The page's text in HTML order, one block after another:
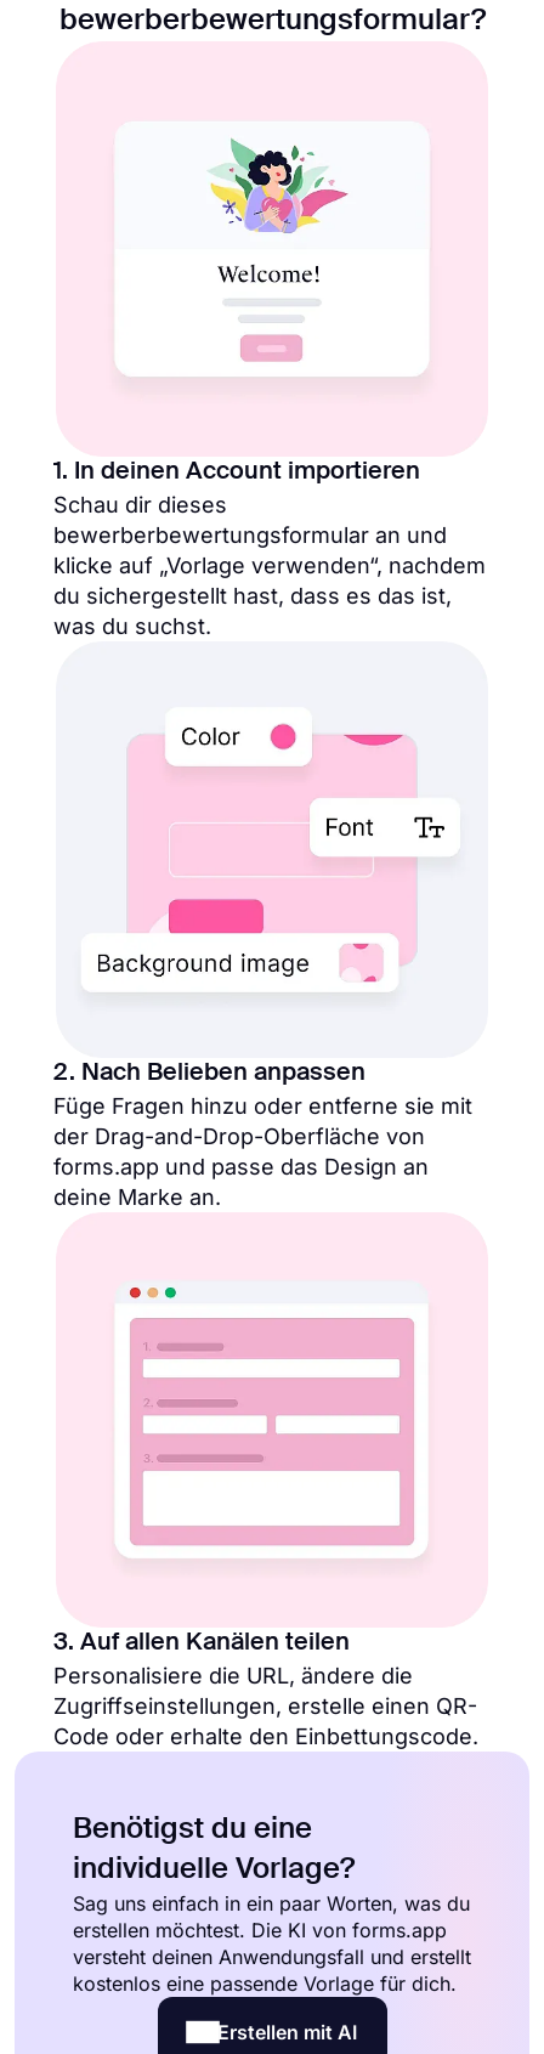
bewerberbewertungsformular?
1. In deinen Account importieren
Schau dir dieses
bewerberbewertungsformular an und
klicke auf „Vorlage verwenden“, nachdem
du sichergestellt hast, dass es das ist,
was du suchst.
2. Nach Belieben anpassen
Füge Fragen hinzu oder entferne sie mit
der Drag-and-Drop-Oberfläche von
forms.app und passe das Design an
deine Marke an.
3. Auf allen Kanälen teilen
Personalisiere die URL, ändere die
Zugriffseinstellungen, erstelle einen QR-
Code oder erhalte den Einbettungscode.
Benötigst du eine
individuelle Vorlage?
Sag uns einfach in ein paar Worten, was du
erstellen möchtest. Die KI von forms.app
versteht deinen Anwendungsfall und erstellt
kostenlos eine passende Vorlage für dich.
Erstellen mit AI